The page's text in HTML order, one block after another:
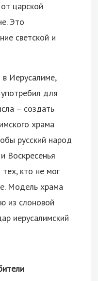
царской
Это
светской и
Иерусалиме,
для
– создать
храма
русский народ
Воскресенья
кто не мог
Модель храма
из слоновой
иерусалимский